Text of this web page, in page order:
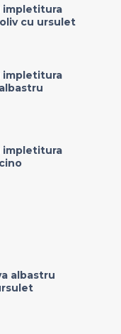
impletitura
cu ursulet
impletitura
impletitura
albastru